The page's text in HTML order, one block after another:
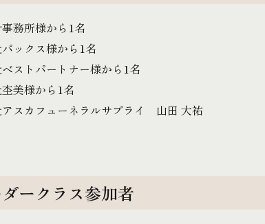
務所様から1名
ックス様から1名
ストパートナー様から1名
美様から1名
スカフューネラルサプライ 山田 大祐
ダークラス参加者